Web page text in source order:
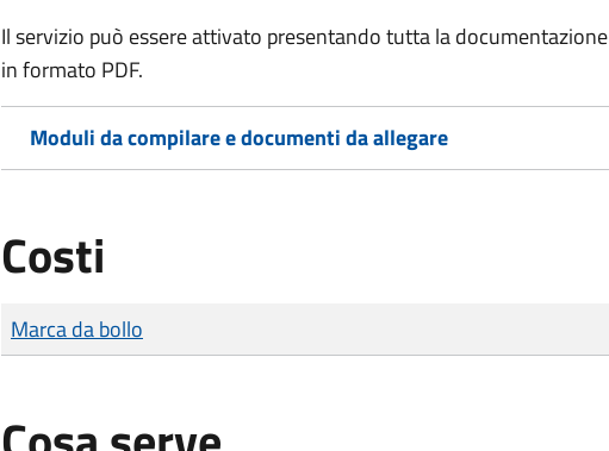
Il servizio può essere attivato presentando tutta la
in formato PDF.
Moduli da compilare e documenti da allegare
Costi
Tipo di pagamento
Importo
Marca da bollo